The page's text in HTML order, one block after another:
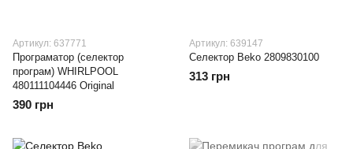
Артикул: 637771
Програматор (селектор
програм) WHIRLPOOL
480111104446 Original
390 грн
Артикул: 639147
Селектор Beko 2809830100
313 грн